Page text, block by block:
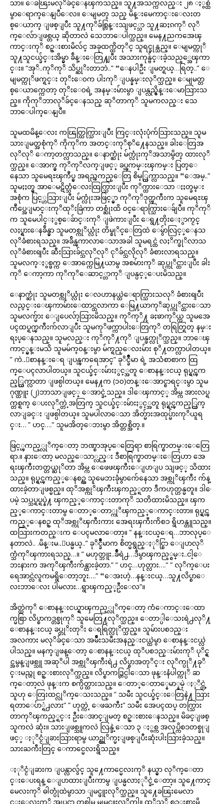
သာ။ ေခၽြးမလုိခ်င္ေနၾကသည္။ သူ႔အသက္ကလည္း ၂၈ ႏွစ္ထဲ
မွာေရာက္ေနျပီေလ။ ေမျမတ္ သည္ မိန္းမေကာင္းေလးတ
စ္ေယာက္ ျဖစ္ျပီး သူ႔ကုိခ်စ္လြန္းသျဖင့္သာ သူ႔ဆႏၵကုိ လုိ
က္ေလ်ာျဖစ္တယ္ ဆိုတာလဲ သေဘာေပါက္သည္။ မေန႔ညကအေၾ
ကာင္းကုိ စဥ္းစားမိလ်င္ အခုထက္ထိတုိင္ သူရင္ခုန္သည္။ ေမျမတ္ကုိ
သူ႔သူငယ္ခ်င္းအိမ္မွာ ခ်ိန္းေတြ႔ျပီး အသားကုန္ဗ်င္းခဲ့သည့္အေၾကာ
င္း။ “အုိ..ကုိကုိ သိပ္ဆုိးတာဘဲ..” “ေနပါဦး ျမတ္ရယ္…ရြတ္..” ေ
မျမတ္ကုိဖက္ရင္း တုိးေ၀က ပါးကုိ ျပန္နမ္းလုိက္သည္။ ေမျမတ္တ
စ္ေယာက္ကေတာ့ တုိးေ၀ရဲ့ အနမ္းမ်ားမွာ ျပန္လည္မွိန္းေမာသြားသ
ည္။ ကိုကုိဘာလုိခ်င္ေနသည္ ဆုိတာကုိ သူမကလည္း သေ
ဘာေပါက္ေနျပီ။
သူမထမိန္ေလး ကၽြတ္ထြက္သြားျပီး ကြင္းလုံးပုံက်သြားသည္။ သူမ
သားျမတ္အစုံကုိ ကိုကုိက အတင္းကုိစုိ႔ေနသည္။ ခါးေတြအ
လုိလုိ ေကာ့တက္လာသည္။ ေနာက္ဆုံး မ်က္လုံးကုိအသာမွိတ္ ထားလုိ
က္သည္။ ေအာက္မွ ကုိကုိလက္ျဖင့္ ခပ္ၾကမ္းၾကမ္း ပြတ္ေ
နေသာ သူမေရႊၾကဳပ္မွ အရည္ၾကည္ေတြ စိမ့္ထြက္လာသည္။ “ေအမ့..”
သူမႏႈတ္မွ အာေမဋိတ္သံေလးထြက္သြားျပီး ကုိက္ထားေသာ ႏႈတ္ခမ္း
အစုံက ပြင့္ဟသြားျပီး မ်က္လုံးအဖြင့္မွာ ကုိကုိဒုတ္ၾကီးက သူမေရႊၾ
ကဳပ္အေျမာင္းကုိထုိးခြဲကာ တစ္ဆုံးထိ ၀င္ေရာက္သြားေခ်ျပီ။ ကုိကုိ
က သူမေပါင္ႏွစ္ေခ်ာင္းကုိ ျဖဲကားျပီး ေရွ႔တိုးေႏွာက္ငင္
လႈပ္ရွားေနခ်ိန္မွာ သူမတစ္ကုိယ္လုံး တိမ္စုိင္ေတြထဲ ေမွ်ာလြင့္ေနသ
လုိခံစားရသည္။ အခ်ိန္ၾကာလာေသာအခါ သူမရင္ထဲ လႈိက္ဖုိလာသ
လုိခံစားရျပီး ဆီးသြားခ်င္သလုိလုိ ငုိခ်င္သလိုလုိ ခံစားလာရသည္။
သူမလက္ႏွစ္ဖက္က ေအာက္ကေမြ႔ယာမွ အစမ်ားကုိ ဆုပ္ကုိင္ထားျပီး ခါး
ကုိ ေကာ့ကာ ကုိကုိေဆာင့္တာကုိ ျပန္ပင့္ေပးမိသည္။
ေနာက္ဆုံး သူမတစ္ကုိယ္လုံး ေလဟာနယ္ထဲေရာက္သြားသလုိ ခံစားရျပီး
လည္ပင္းေၾကာမ်ားေထာင္ထလာကာ ေမြ႔ယာကုိဆုပ္ကုိင္ထားေသာ
သူမလက္မ်ား ေျပေလ်ာ့သြားမိသည္။ ကုိကုိ႔ ခႏၶာကုိယ္က သူမအေ
ပၚထပ္ရက္ၾကီးက်လာျပီး သူမကုိဖက္ကာပါးေတြကုိ တရြတ္ရြတ္ နမ္း
ရႈပ္ေနသည္။ သူမလည္း ကုိကုိ႔ကုိ ျပန္ဖက္လုိက္သည္။ ဘာေၾ
ကာင့္မွန္းမသိ သူမမ်က္၀န္းမွာ မ်က္ရည္ေလးမ်ား စုိ႔တက္လာပါတယ္။
” ကဲ..ေစာနန္းေရ ျပန္ၾကရေအာင္” ခုိင္ခ်ဳိမာ ရဲ့ အသံစာစာက ထြ
က္ေပၚလာပါတယ္။ သူငယ္ခ်င္းမ်ားႏွင့္အတူ ေစာနန္းငယ္ ရုပ္ရွင္ၾက
ည့္ထြက္လာတာ ျဖစ္ပါတယ္။ မေန႔က (၁၀)တန္းေအာင္စာရင္းမွာ သူမ
ဂုဏ္ထူး (၂)ဘာသာျဖင့္ ေအာင္ခဲ့သည္။ ဒါေၾကာင့္ အိမ္က အားလပ္ရ
က္တစ္ရက္ ေပးလုိက္တဲ့အတြက္ သူငယ္ခ်င္းမ်ားႏွင့္အတူ ရုပ္ရွင္ၾကည့္ထြက္
လာျခင္း ျဖစ္ပါတယ္။ သူမပါလာေသာ အိတ္မ်ားအထုပ္မ်ားကုိယူရ
င္း… ” ဟင္….” သူမအိတ္ေဘးမွာ အိတ္တစ္အိတ္.။
ဖြင့္ၾကည့္လုိက္ေတာ့ ဘဏ္စာအုပ္ေတြေရာ စာရြက္စာတမ္းေတြေ
ရာ.။ နားေတာ့ မလည္ေသာ္လည္း ဒီစာရြက္စာတမ္းေတြဟာ အေ
ရးၾကီးတတ္တယ္ဆုိတာ အိမ္က ေဖေဖၾကီးေျပာျပ သျဖင့္ သိထား
သည္။ ရုပ္ရွင္ၾကည့္ေနစဥ္က သူမေဘးခုံမွာက်ေနေသာ အစ္ကုိၾကီး က်န္
ထားခဲ့တာျဖစ္မည္။ ထုိအစ္ကုိၾကီးၾကည့္ရတာ ဒီကဟုတ္ဟန္မတူ။ ဒါေ
ပမဲ့ သပ္သပ္ရပ္ရပ္နဲ႔ ၾကည့္ေကာင္းတာကုိ သတိထားမိသည္။ ၾက
ည့္ေကာင္းတာမွ ေတာ္ေတာ္ကုိၾကည့္ေကာင္းတာ။ ရုပ္ရွင္ၾ
ကည့္ေနစဥ္ ထုိအစ္ကုိၾကီးကား အေရးၾကီးကိစၥ ရွိဟန္တူသည္။
ထသြားကတည္းက ေပၚမလာေတာ့။ ” နန္းငယ္ေရ…ဘာလုပ္ေ
နတာလဲ.. .မိန္းမ..ျပန္မယ္..” ခုိင္ခ်ဳိမာက စိတ္မရွည္ႏုိင္စြာ ေျပာလုိ
က္သံကုိၾကားရသည္…။ ” မဟုတ္ဘူး..ခ်ဳိရဲ႕…ဒီမွာၾကည့္စမ္း..ငါ့ေ
ဘးနားက အကုိၾကီးက်န္ထားခဲ့တာ.” ” ဟင္…ဟုတ္လား….” ” လုိက္ေပး
ရေအာင္လဲလူကမရွိေတာ့ဘူး….” “ေအးဟဲ့…နန္းငယ္…သူ႔လိပ္စာေ
လးဘာေလး ပါမလား…ရွာၾကည့္ဦးေလ”။
အိတ္ထဲကုိ ေစာနန္းငယ္ရွာၾကည့္လုိက္ေတာ့ ကံေကာင္းေထာ
က္မစြာ လိပ္စာကဒ္တစ္ခုကုိ သူမေတြ႔လုိက္သည္။ ေတာ္ပါေသးရဲ႕လုိ႔
ေစာနန္းငယ္ ခပ္တုိးတုိး ေရရြတ္လုိက္သည္။ သူမ်ားပစၥည္း
အလကား မလုိခ်င္ေသာ အမ်ဳိးသမီးအနည္းငယ္ထဲမွာ ေစာနန္းငယ္လဲ
ပါသည္။ မနက္ျဖန္ေတာ့ ေစာနန္းငယ္ ထုိပစၥည္းမ်ားကုိ ပုိင္ရွ
င္အမွန္ျဖစ္သူ အဆုိပါ အစ္ကုိၾကီးရဲ႕ လိပ္စာအတုိင္း လုိက္ပုိ႔ခုိ
င္းမည္ဟု စဥ္းစားလုိက္သည္။ လိပ္စာကဒ္တြင္ပါေသာ ဖုန္းနံပါတ္ကုိ ဆ
က္ေတာ့လဲ ဖုန္းက စက္ပိတ္ထားသည္။ ေတာ္ေတာ္နေမာ္နမဲ့ ႏုိင္တဲ့
သူဟု ေတြးထင္လုိက္ေသးသည္။ ” သမီး သူငယ္ခ်င္းေတြနဲ႔ သြား
ရတာေပ်ာ္ရဲ႕လား” ” ဟုတ္ကဲ့ ေဖႀကီး” သမီး အေပၚထပ္ တက္သြား
တာကုိၾကည့္ရင္း ဦးေအာင္ျမတ္ စဥ္းစားေနသည္။ မိခင္ျဖစ္
သူကလဲ ဆုံး။ သားျဖစ္သူကလဲ လြန္ခဲ့ေသာ ၃ ႏွစ္က အလုပ္ကိစၥတစ္ခုျ
ဖင့္ ႏုိင္ငံျခားသြားရာမွ ယာဥ္တုိက္မႈျဖစ္ျပီးဆုံးပါးသြားခဲ့သည္။
သားႀကီးတြင္ ေကာင္မေလးရွိသည္။
ႏုိင္ငံျခားက ျပန္လာလွ်င္ သူ႔ေကာင္မေလးကုိ နယ္မွာ လုိက္ေတာ
င္းေပးရန္ ေျပာထားျပီးကာမွ ျပန္မလာႏုိင္ခဲ့ေတာ့။ သူ႔ေကာင္
မေလးကုိ ဓါတ္ပုံထဲမွာသာ ျမင္ဖူးလုိက္သည္။ သူ႔ေခၽြးမေလာ
င္းေလးကုိ အျပင္မွာ တစ္ခါမွ မျမင္ဖူးလုိက္ပါ။ ထုိသုိ့ စဥ္းစားမိ